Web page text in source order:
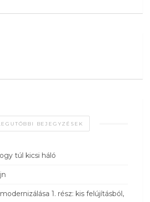
BEJEGYZÉSEK
túl kicsi háló
1. rész: kis felújításból,